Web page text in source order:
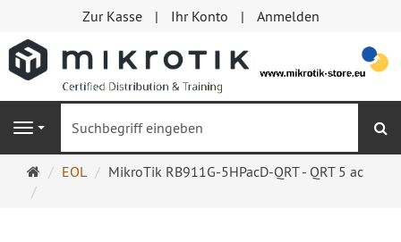
Zur Kasse Ihr Konto Anmelden
Navigation
Startseite
EOL MikroTik RB911G-5HPacD-QRT - QRT 5 ac